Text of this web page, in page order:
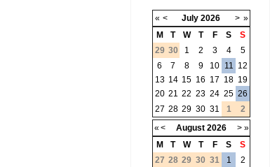
« < July 2026 > »
M
T W T F S
S
29 30 1 2 3 4
5
6
7 8 9 10 11 12
13 14 15 16 17 18 19
20 21 22 23 24 25 26
27 28 29 30 31 1
2
« < August 2026 > »
M
T W T F S
S
27 28 29 30 31 1
2